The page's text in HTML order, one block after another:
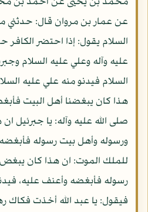
عن عمار بن مروان قال: حدثني
السلام يقول: إذا احتضر الكافر
عليه وآله وعلي عليه السلام
السلام فيدنو منه علي عليه
هذا كان يبغضنا أهل البيت
صلى الله عليه وآله: يا جبرئيل
للملك الموت: ان هذا كان يبغض
رسوله فأبغضه وأعنف عليه،
فيقول: يا عبد الله أخذت فكاك